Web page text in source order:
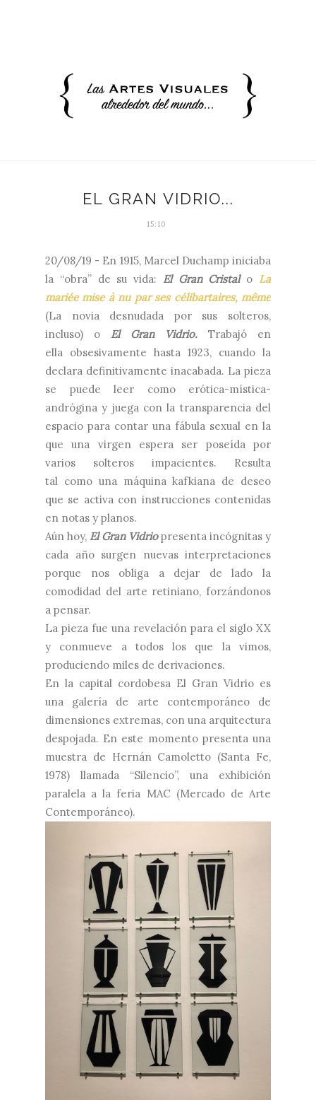
EL GRAN VIDRIO...
15:10
20/08/19 - En 1915, Marcel Duchamp iniciaba
la “obra” de su vida: El Gran Cristal o La
mariée mise à nu par ses célibartaires, même
(La novia desnudada por sus solteros,
incluso) o El Gran Vidrio. Trabajó en
ella
obsesivamente hasta 1923, cuando la
declara definitivamente inacabada. La pieza
se puede leer como erótica-mística-
andrógina y juega con la transparencia del
espacio para contar una fábula sexual en la
que una virgen espera ser poseída por
varios solteros impacientes. Resulta
tal como una máquina kafkiana de deseo
que se activa con instrucciones contenidas
en notas y planos.
Aún hoy, El Gran Vidriopresenta incógnitas y
cada año surgen nuevas interpretaciones
porque nos obliga a dejar de lado la
comodidad del arte retiniano, forzándonos
a pensar.
La pieza fue una revelación para el siglo XX
y conmueve a todos los que la vimos,
produciendo miles de derivaciones.
En la capital cordobesa El Gran Vidrio es
una galería de arte contemporáneo de
dimensiones extremas, con una arquitectura
despojada. En este momento presenta una
muestra de Hernán Camoletto (Santa Fe,
1978) llamada “Silencio”, una exhibición
paralela a la feria MAC (Mercado de Arte
Contemporáneo).